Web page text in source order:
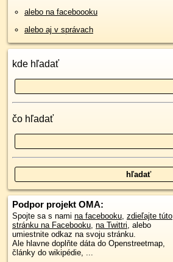
alebo na faceboooku
alebo aj v správach
kde hľadať
čo hľadať
Podpor projekt OMA:
Spojte sa s nami na facebooku, zdieľajte túto
stránku na Facebooku, na Twittri, alebo
umiestnite odkaz na svoju stránku.
Ale hlavne doplňte dáta do Openstreetmap,
články do wikipédie, ...